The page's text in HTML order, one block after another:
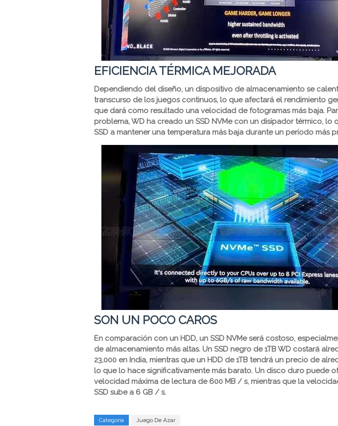
EFICIENCIA TÉRMICA MEJORADA
Dependiendo del diseño, un dispositivo de almacenamiento se
transcurso de los juegos continuos, lo que afectará el rendimiento
que dará como resultado una velocidad de fotogramas más baja.
problema, WD ha creado un SSD NVMe con un disipador térmico, lo
SSD a mantener una temperatura más baja durante un período más
SON UN POCO CAROS
En comparación con un HDD, un SSD NVMe será costoso,
de almacenamiento más altas. Un SSD negro de 1TB WD costará
23,000 en India, mientras que un HDD de 1TB tendrá un precio de
lo que lo hace significativamente más barato. Un disco duro puede
velocidad máxima de lectura de 600 MB / s, mientras que la
SSD sube a 6 GB / s.
Categoría Juego De Azar